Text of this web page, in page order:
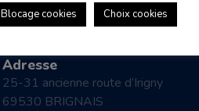
Numéro de téléphone
04 78 83 87 20
Adresse
25-31 ancienne route d’Irigny
69530 BRIGNAIS
Blocage cookies Choix cookies